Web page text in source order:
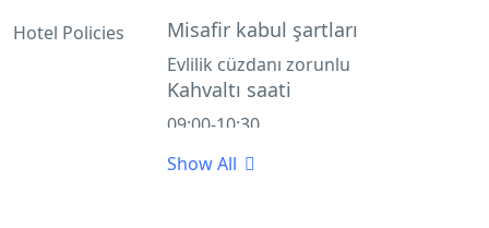
Hotel Policies Misafir kabul şartları
Evlilik cüzdanı zorunlu
Kahvaltı saati
09:00-10:30
Show All